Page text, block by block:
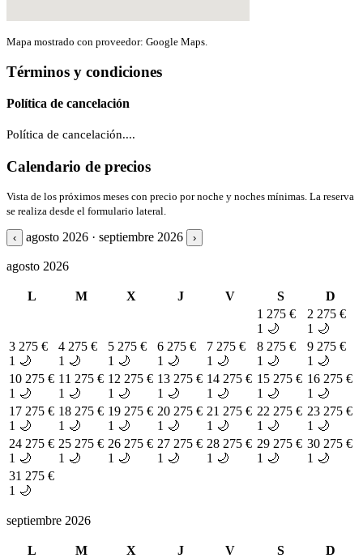
Mapa mostrado con proveedor: Google Maps.
Términos y condiciones
Política de cancelación
Política de cancelación....
Calendario de precios
Vista de los próximos meses con precio por noche y noches mínimas. La reserva
se realiza desde el formulario lateral.
‹ agosto 2026 · septiembre 2026 ›
agosto 2026
L M X J V S
D
1 275 €
1 🌙
2 275 €
1 🌙
3 275 €
1 🌙
4 275 €
1 🌙
5 275 €
1 🌙
6 275 €
1 🌙
7 275 €
1 🌙
8 275 €
1 🌙
9 275 €
1 🌙
10 275 €
1 🌙
11 275 €
1 🌙
12 275 €
1 🌙
13 275 €
1 🌙
14 275 €
1 🌙
15 275 €
1 🌙
16 275 €
1 🌙
17 275 €
1 🌙
18 275 €
1 🌙
19 275 €
1 🌙
20 275 €
1 🌙
21 275 €
1 🌙
22 275 €
1 🌙
23 275 €
1 🌙
24 275 €
1 🌙
25 275 €
1 🌙
26 275 €
1 🌙
27 275 €
1 🌙
28 275 €
1 🌙
29 275 €
1 🌙
30 275 €
1 🌙
31 275 €
1 🌙
septiembre 2026
L M X J V S
D